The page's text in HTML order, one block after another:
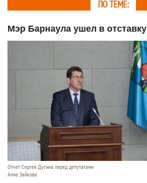
ПО ТЕМЕ:
Мэр Барнаула ушел в отставку
Отчет Сергея Дугина перед депутатами
Анна Зайкова